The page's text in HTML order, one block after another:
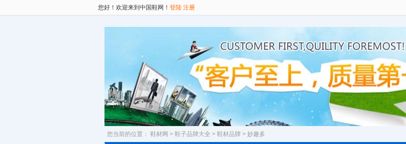
您好！欢迎来到中国鞋网！ 登陆 注册
您当前的位置： 鞋材网 > 鞋子品牌大全 > 鞋材品牌 > 妙趣多